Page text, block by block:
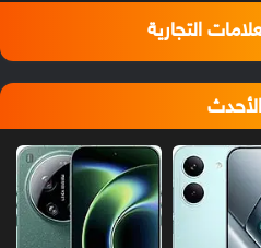
التجارية
الأحدث